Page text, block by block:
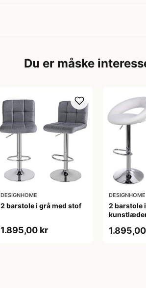
Du er måske
DESIGNHOME
2 barstole i grå med stof
1.895,00 kr
DESIGNHOME
2 barstole